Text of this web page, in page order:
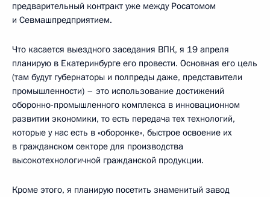
предварительный контракт уже между Росатомом
и Севмашпредприятием.
Что касается выездного заседания ВПК, я 19 апреля
планирую в Екатеринбурге его провести. Основная его цель
(там будут губернаторы и полпреды даже, представители
промышленности) – это использование достижений
оборонно-промышленного комплекса в инновационном
развитии экономики, то есть передача тех технологий,
которые у нас есть в «оборонке», быстрое освоение их
в гражданском секторе для производства
высокотехнологичной гражданской продукции.
Кроме этого, я планирую посетить знаменитый завод